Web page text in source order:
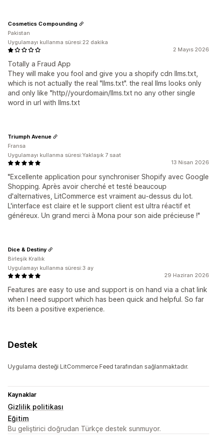
2 Mayıs 2026
Totally a Fraud App
They will make you fool and give you a shopify cdn llms.txt,
which is not actually the real "llms.txt". the real llms looks only
and only like "http//yourdomain/llms.txt no any other single
word in url with llms.txt
Cosmetics Compounding
Pakistan
Uygulamayı kullanma süresi:22 dakika
13 Nisan 2026
"Excellente application pour synchroniser Shopify avec Google
Shopping. Après avoir cherché et testé beaucoup
d'alternatives, LitCommerce est vraiment au-dessus du lot.
L'interface est claire et le support client est ultra réactif et
généreux. Un grand merci à Mona pour son aide précieuse !"
Triumph Avenue
Fransa
Uygulamayı kullanma süresi:Yaklaşık 7 saat
29 Haziran 2026
Features are easy to use and support is on hand via a chat link
when I need support which has been quick and helpful. So far
its been a positive experience.
Dice & Destiny
Birleşik Krallık
Uygulamayı kullanma süresi:3 ay
Destek
Uygulama desteği LitCommerce Feed tarafından sağlanmaktadır.
Kaynaklar
Gizlilik politikası
Eğitim
Bu geliştirici doğrudan Türkçe destek sunmuyor.